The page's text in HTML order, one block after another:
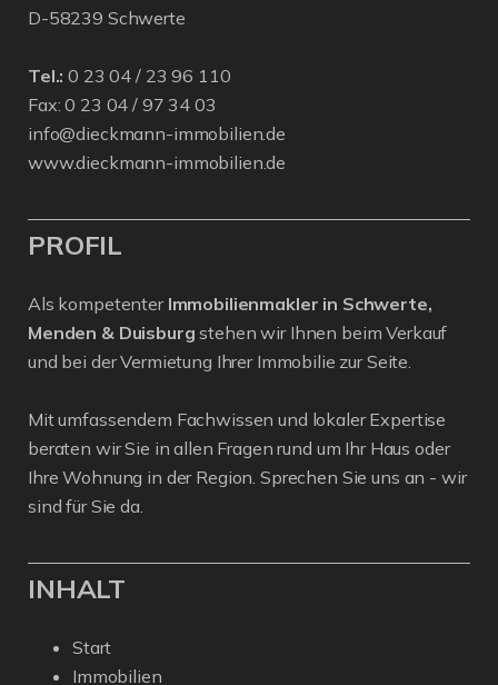
D-58239 Schwerte
Tel.: 0 23 04 / 23 96 110
Fax: 0 23 04 / 97 34 03
info@dieckmann-immobilien.de
www.dieckmann-immobilien.de
PROFIL
Als kompetenter Immobilienmakler in Schwerte,
Menden & Duisburg stehen wir Ihnen beim Verkauf
und bei der Vermietung Ihrer Immobilie zur Seite.
Mit umfassendem Fachwissen und lokaler Expertise
beraten wir Sie in allen Fragen rund um Ihr Haus oder
Ihre Wohnung in der Region. Sprechen Sie uns an - wir
sind für Sie da.
INHALT
Start
Immobilien